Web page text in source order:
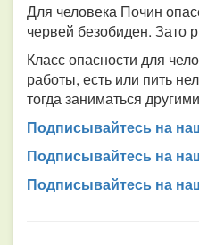
Для человека Почин
червей безобиден. Зато
Класс опасности для
работы, есть или пить
тогда заниматься
Подписывайтесь на
Подписывайтесь на
Подписывайтесь на